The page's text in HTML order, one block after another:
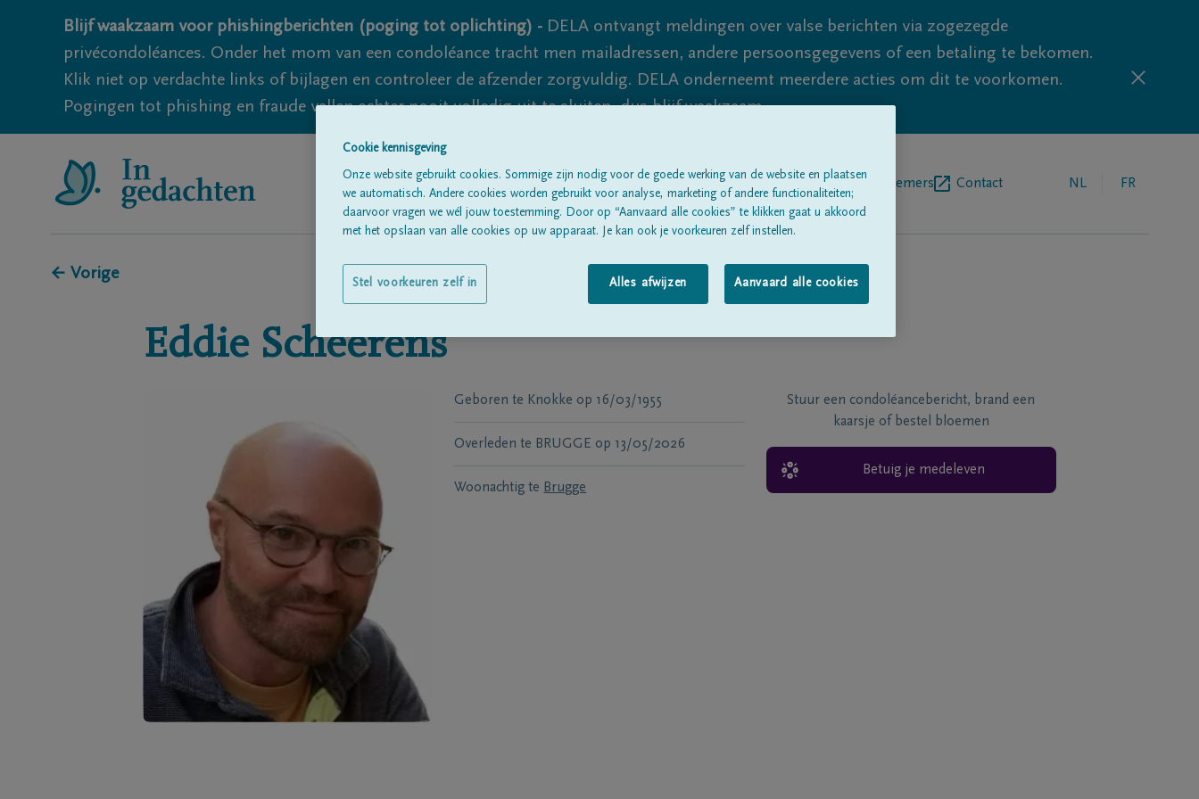
Blijf waakzaam voor phishingberichten (poging tot oplichting) - DELA ontvangt meldingen over valse berichten via zogezegde
privécondoléances. Onder het mom van een condoléance tracht men mailadressen, andere persoonsgegevens of een betaling te bekomen.
Klik niet op verdachte links of bijlagen en controleer de afzender zorgvuldig. DELA onderneemt meerdere acties om dit te voorkomen.
Pogingen tot phishing en fraude vallen echter nooit volledig uit te sluiten, dus blijf waakzaam.
Alle rouwberichten Begrafenisondernemers Contact NL FR
← Vorige
Eddie Scheerens
Geboren te Knokke op 16/03/1955
Overleden te BRUGGE op 13/05/2026
Woonachtig te Brugge
Stuur een condoléancebericht, brand een
kaarsje of bestel bloemen
Betuig je medeleven
Cookie kennisgeving
Onze website gebruikt cookies. Sommige zijn nodig voor de goede werking van de website en plaatsen
we automatisch. Andere cookies worden gebruikt voor analyse, marketing of andere functionaliteiten;
daarvoor vragen we wél jouw toestemming. Door op “Aanvaard alle cookies” te klikken gaat u akkoord
met het opslaan van alle cookies op uw apparaat. Je kan ook je voorkeuren zelf instellen.
Alles afwijzen Aanvaard alle cookies
Stel voorkeuren zelf in